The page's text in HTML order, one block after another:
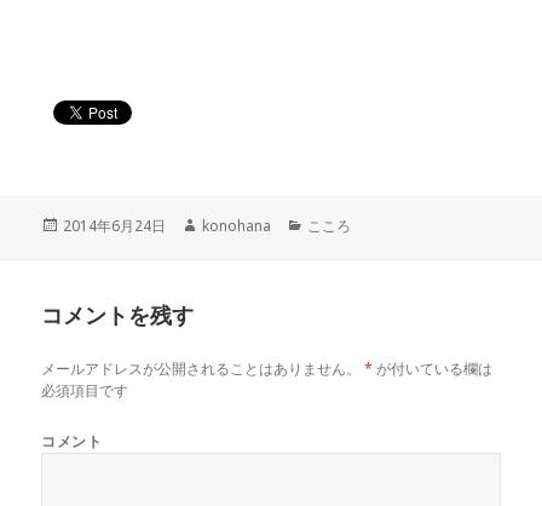
投
2014年6月24日
作
konohana
カ
こころ
コメントを残す
メールアドレスが公開されることはありません。 * が付いている欄は
必須項目です
コメント